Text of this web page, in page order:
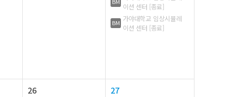
이션 센터 [종료]
BM 가야대학교 임상시뮬레
이션 센터 [종료]
26 27